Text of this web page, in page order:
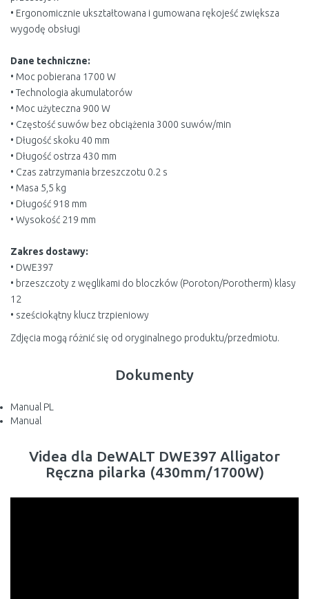
• Ergonomicznie ukształtowana i gumowana rękojeść zwiększa
wygodę obsługi
Dane techniczne:
• Moc pobierana 1700 W
• Technologia akumulatorów
• Moc użyteczna 900 W
• Częstość suwów bez obciążenia 3000 suwów/min
• Długość skoku 40 mm
• Długość ostrza 430 mm
• Czas zatrzymania brzeszczotu 0.2 s
• Masa 5,5 kg
• Długość 918 mm
• Wysokość 219 mm
Zakres dostawy:
• DWE397
• brzeszczoty z węglikami do bloczków (Poroton/Porotherm) klasy
12
• sześciokątny klucz trzpieniowy
Zdjęcia mogą różnić się od oryginalnego produktu/przedmiotu.
Dokumenty
Manual PL
Manual
Videa dla DeWALT DWE397 Alligator
Ręczna pilarka (430mm/1700W)